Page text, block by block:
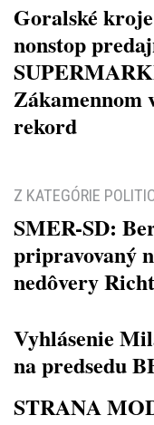
Goralské
nonstop
Zákamennom
rekord
Z KATEGÓRIE
SMER-SD:
pripravovaný
nedôvery
Vyhlásenie
na predsedu
STRANA